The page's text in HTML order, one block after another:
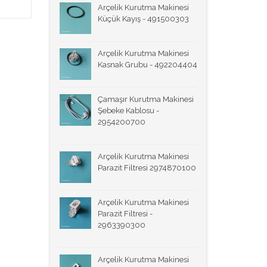
Arçelik Kurutma Makinesi
Küçük Kayış - 491500303
Arçelik Kurutma Makinesi
Kasnak Grubu - 492204404
Çamaşır Kurutma Makinesi
Şebeke Kablosu -
2954200700
Arçelik Kurutma Makinesi
Parazit Filtresi 2974870100
Arçelik Kurutma Makinesi
Parazit Filtresi -
2963390300
Arçelik Kurutma Makinesi